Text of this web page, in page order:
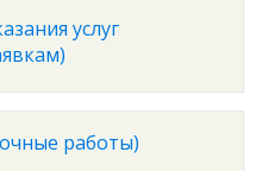
услуг
работы)